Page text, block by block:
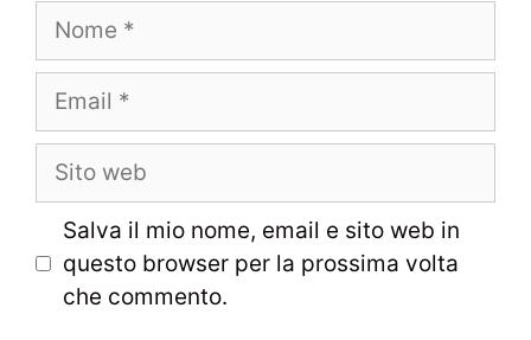
Nome
Email
Sito
Salva il mio nome, email e sito web in
questo browser per la prossima volta
che commento.